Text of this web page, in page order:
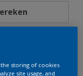
product online
we werken
the storing of cookies
site usage, and